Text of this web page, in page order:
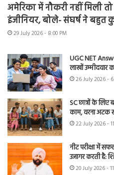
अमेरिका में नौकरी नहीं मिली
इंजीनियर, बोले- संघर्ष ने बहुत
29 July 2026 - 8:00 PM
UGC NET
लाखों उम्मीदवार
26 July 2026 -
SC छात्रों के
काम, वरना अटक
22 July 2026 -
नीट परीक्षा में
उजागर करती है:
20 July 2026 -